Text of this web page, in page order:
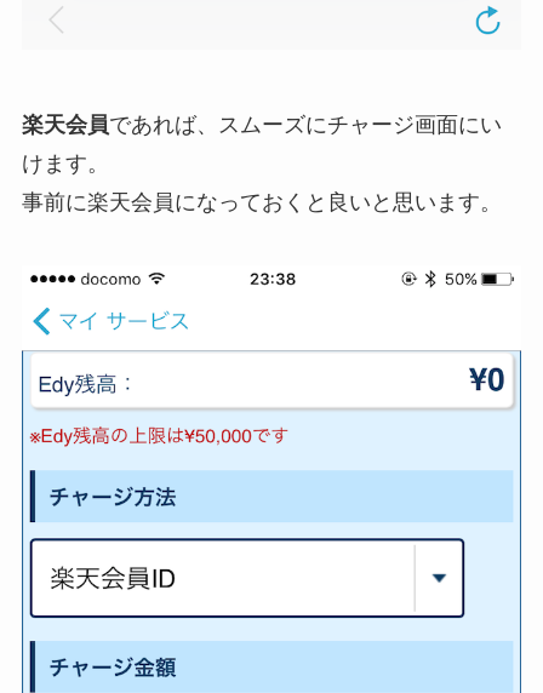
楽天会員であれば、スムーズにチャージ画面にい
けます。
事前に楽天会員になっておくと良いと思います。